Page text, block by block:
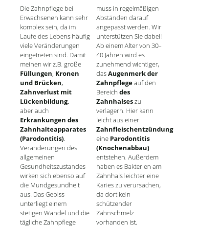
Die Zahnpflege bei
Erwachsenen kann sehr
komplex sein, da im
Laufe des Lebens häufig
viele Veränderungen
eingetreten sind. Damit
meinen wir z.B. große
Füllungen, Kronen
und Brücken,
Zahnverlust mit
Lückenbildung,
aber auch
Erkrankungen des
Zahnhalteapparates
(Parodontitis).
Veränderungen des
allgemeinen
Gesundheitszustandes
wirken sich ebenso auf
die Mundgesundheit
aus. Das Gebiss
unterliegt einem
stetigen Wandel und die
tägliche Zahnpflege
muss in regelmäßigen
Abständen darauf
angepasst werden. Wir
unterstützen Sie dabei!
Ab einem Alter von 30–
40 Jahren wird es
zunehmend wichtiger,
dasAugenmerk der
Zahnpflegeauf den
Bereich des
Zahnhalseszu
verlagern. Hier kann
leicht aus einer
Zahnfleischentzündung
eine Parodontitis
(Knochenabbau)
entstehen. Außerdem
haben es Bakterien am
Zahnhals leichter eine
Karies zu verursachen,
da dort kein
schützender
Zahnschmelz
vorhanden ist.